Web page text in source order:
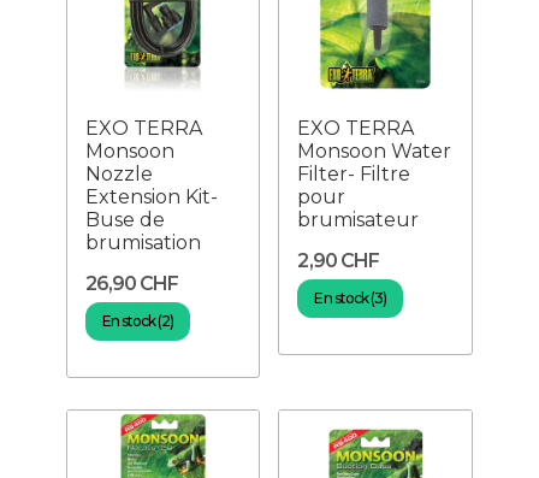
EXO TERRA
Monsoon
Nozzle
Extension Kit-
Buse de
brumisation
26,90 CHF
En stock (2)
EXO TERRA
Monsoon Water
Filter- Filtre
pour
brumisateur
2,90 CHF
En stock (3)